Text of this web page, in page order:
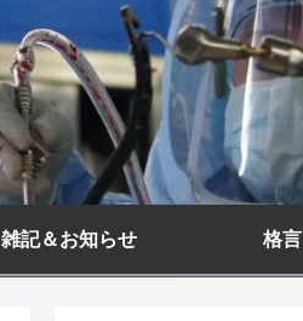
雑記＆お知らせ 格言